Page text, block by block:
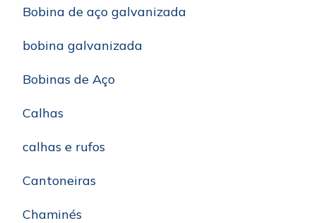
Bobina de aço galvanizada
bobina galvanizada
Bobinas de Aço
Calhas
calhas e rufos
Cantoneiras
Chaminés